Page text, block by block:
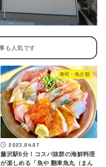
寿司・魚介類
2023.04.07
藤沢駅6分！コスパ抜群の海鮮料理
が楽しめる「魚や 翻車魚丸（まん